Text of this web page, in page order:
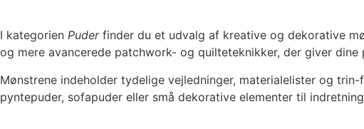
I kategorien Puderfinder du et udvalg af kreative og dekorative
og mere avancerede patchwork- og quilteteknikker, der giver
Mønstrene indeholder tydelige vejledninger, materialelister og
pyntepuder, sofa­puder eller små dekorative elementer til